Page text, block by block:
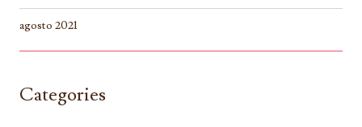
agosto 2021
Categories